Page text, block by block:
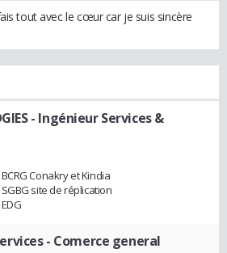
tout avec le cœur car je suis sincère
- Ingénieur Services &
Conakry et Kindia
site de réplication
- Comerce general